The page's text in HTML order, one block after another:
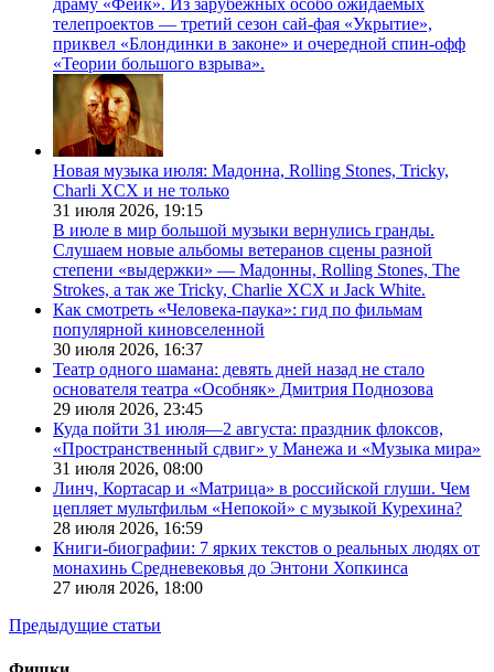
драму «Фейк». Из зарубежных особо ожидаемых
телепроектов — третий сезон сай-фая «Укрытие»,
приквел «Блондинки в законе» и очередной спин-офф
«Теории большого взрыва».
Новая музыка июля: Мадонна, Rolling Stones, Tricky,
Charli XCX и не только
31 июля 2026, 19:15
В июле в мир большой музыки вернулись гранды.
Слушаем новые альбомы ветеранов сцены разной
степени «выдержки» — Мадонны, Rolling Stones, The
Strokes, а так же Tricky, Charlie XCX и Jack White.
Как смотреть «Человека-паука»: гид по фильмам
популярной киновселенной
30 июля 2026, 16:37
Театр одного шамана: девять дней назад не стало
основателя театра «Особняк» Дмитрия Поднозова
29 июля 2026, 23:45
Куда пойти 31 июля—2 августа: праздник флоксов,
«Пространственный сдвиг» у Манежа и «Музыка мира»
31 июля 2026, 08:00
Линч, Кортасар и «Матрица» в российской глуши. Чем
цепляет мультфильм «Непокой» с музыкой Курехина?
28 июля 2026, 16:59
Книги-биографии: 7 ярких текстов о реальных людях от
монахинь Средневековья до Энтони Хопкинса
27 июля 2026, 18:00
Предыдущие статьи